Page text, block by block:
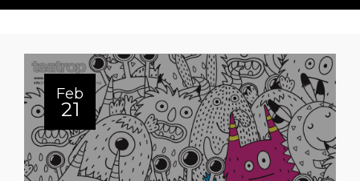
Feb
21